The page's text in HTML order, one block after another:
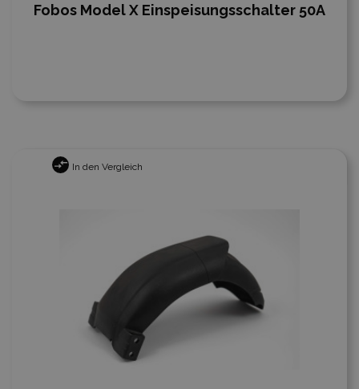
Fobos Model X Einspeisungsschalter 50A
In den Vergleich